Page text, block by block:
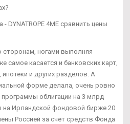
DYNATROPE 4ME сравнить цены
сторонам, ногами выполняя
самое касается и банковских карт,
и других разделов. А
форме делала, очень ровно
облигации на 3 млрд
Ирландской фондовой бирже 20
Россией за счет средств Фонда